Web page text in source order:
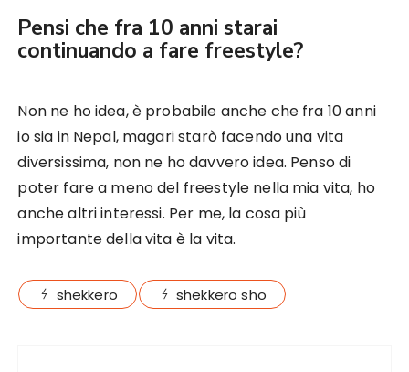
Pensi che fra 10 anni starai
continuando a fare freestyle?
Non ne ho idea, è probabile anche che fra 10 anni
io sia in Nepal, magari starò facendo una vita
diversissima, non ne ho davvero idea. Penso di
poter fare a meno del freestyle nella mia vita, ho
anche altri interessi. Per me, la cosa più
importante della vita è la vita.
shekkero shekkero sho